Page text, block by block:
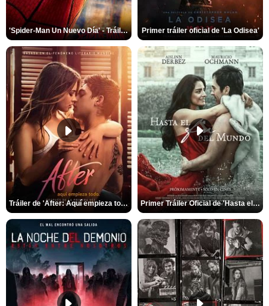
'Spider-Man Un Nuevo Día' - Tráiler oficial subtitulado Primer tráiler oficial de 'La Odisea'
Tráiler de 'After: Aquí empieza todo' Primer Tráiler Oficial de 'Hasta el fin del mundo'